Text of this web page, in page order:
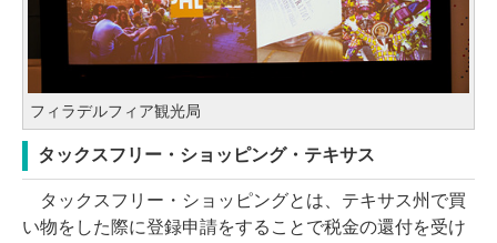
フィラデルフィア観光局
タックスフリー・ショッピング・テキサス
タックスフリー・ショッピングとは、テキサス州で買
い物をした際に登録申請をすることで税金の還付を受け